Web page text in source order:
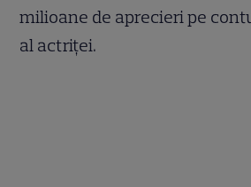
milioane de aprecieri pe
al actriței.